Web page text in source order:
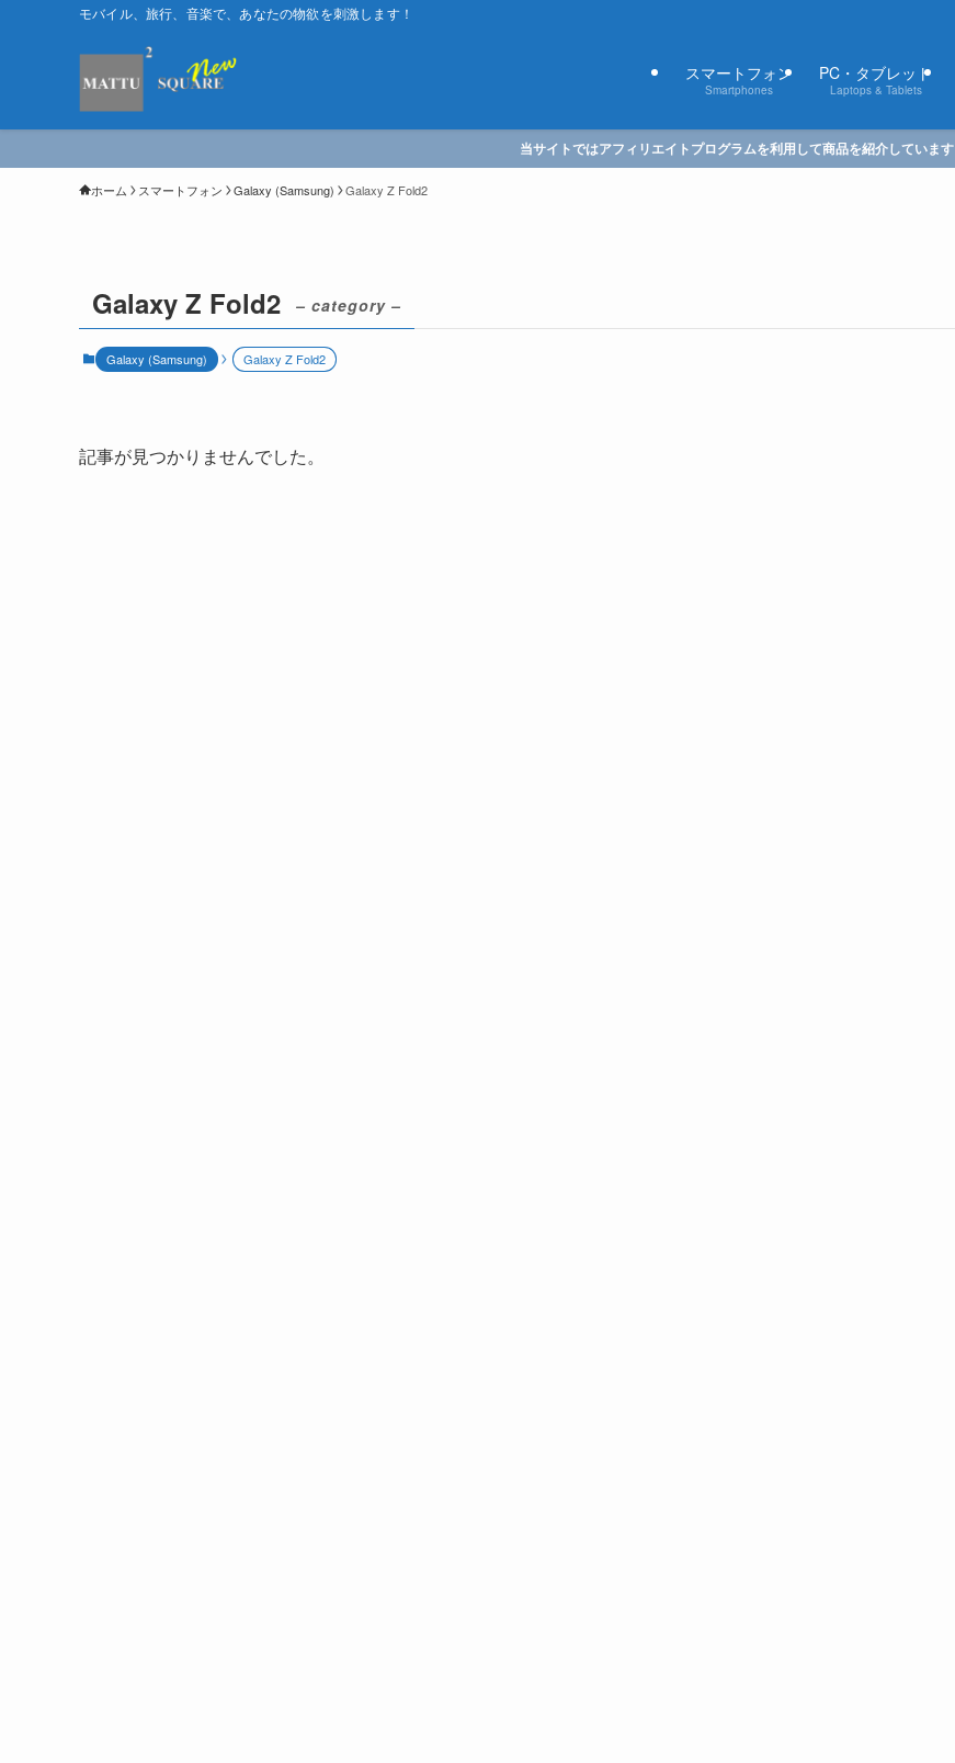
モバイル、旅行、音楽で、あなたの物欲を刺激します！
スマートフォン
Smartphones
PC・タブレット
Laptops & Tablets
当サイトではアフィリエイトプログラムを利用して商品を紹介しています
ホーム スマートフォン Galaxy (Samsung) Galaxy Z Fold2
Galaxy Z Fold2 – category –
Galaxy (Samsung) Galaxy Z Fold2
記事が見つかりませんでした。